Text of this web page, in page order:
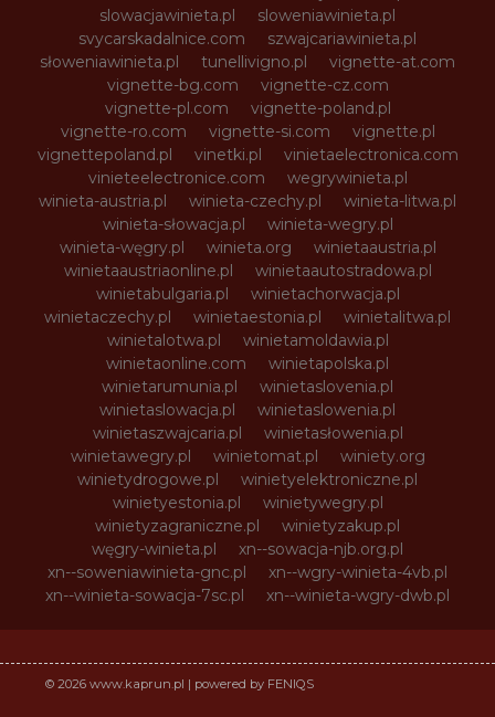
slowacjawinieta.pl
sloweniawinieta.pl
svycarskadalnice.com
szwajcariawinieta.pl
słoweniawinieta.pl
tunellivigno.pl
vignette-at.com
vignette-bg.com
vignette-cz.com
vignette-pl.com
vignette-poland.pl
vignette-ro.com
vignette-si.com
vignette.pl
vignettepoland.pl
vinetki.pl
vinietaelectronica.com
vinieteelectronice.com
wegrywinieta.pl
winieta-austria.pl
winieta-czechy.pl
winieta-litwa.pl
winieta-słowacja.pl
winieta-wegry.pl
winieta-węgry.pl
winieta.org
winietaaustria.pl
winietaaustriaonline.pl
winietaautostradowa.pl
winietabulgaria.pl
winietachorwacja.pl
winietaczechy.pl
winietaestonia.pl
winietalitwa.pl
winietalotwa.pl
winietamoldawia.pl
winietaonline.com
winietapolska.pl
winietarumunia.pl
winietaslovenia.pl
winietaslowacja.pl
winietaslowenia.pl
winietaszwajcaria.pl
winietasłowenia.pl
winietawegry.pl
winietomat.pl
winiety.org
winietydrogowe.pl
winietyelektroniczne.pl
winietyestonia.pl
winietywegry.pl
winietyzagraniczne.pl
winietyzakup.pl
węgry-winieta.pl
xn--sowacja-njb.org.pl
xn--soweniawinieta-gnc.pl
xn--wgry-winieta-4vb.pl
xn--winieta-sowacja-7sc.pl
xn--winieta-wgry-dwb.pl
© 2026 www.kaprun.pl | powered by FENIQS